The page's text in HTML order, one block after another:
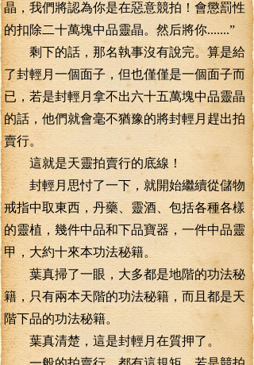
晶，我們將認為你是在惡意競拍！會懲罰性
的扣除二十萬塊中品靈晶。然后將你.......”
剩下的話，那名執事沒有說完。算是給
了封輕月一個面子，但也僅僅是一個面子而
已，若是封輕月拿不出六十五萬塊中品靈晶
的話，他們就會毫不猶豫的將封輕月趕出拍
賣行。
這就是天靈拍賣行的底線！
封輕月思忖了一下，就開始繼續從儲物
戒指中取東西，丹藥、靈酒、包括各種各樣
的靈植，幾件中品和下品寶器，一件中品靈
甲，大約十來本功法秘籍。
葉真掃了一眼，大多都是地階的功法秘
籍，只有兩本天階的功法秘籍，而且都是天
階下品的功法秘籍。
葉真清楚，這是封輕月在質押了。